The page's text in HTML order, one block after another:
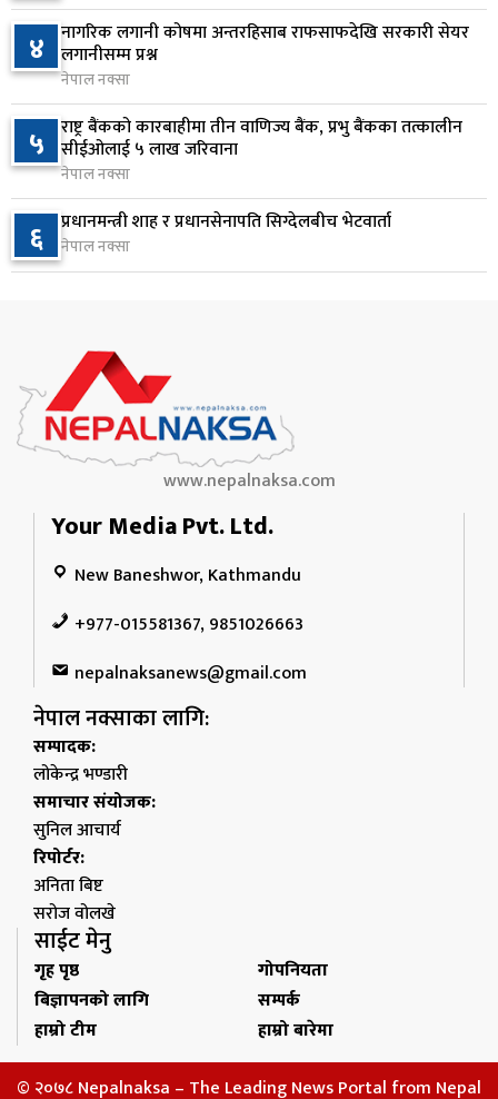
८
प्रतिनिधिसभा बैठक बस्दै , पाँच विधेयक र प्रतिवेदन
प्रस्तुत हुने
२ दिन अघि
९
आज बस्ने भनिएको राष्ट्रिय सभाको बैठक बुधबारका लागि
सर्‍यो
१०
वीरगञ्जमा ट्यांकरको सिल खोलेर तेल निकाल्ने सात जना
रंगेहात पक्राउ
४ नागरिक लगानी कोषमा अन्तरहिसाब राफसाफदेखि सरकारी सेयर
लगानीसम्म प्रश्न
नेपाल नक्सा
५ राष्ट्र बैंकको कारबाहीमा तीन वाणिज्य बैंक, प्रभु बैंकका तत्कालीन
सीईओलाई ५ लाख जरिवाना
नेपाल नक्सा
६ प्रधानमन्त्री शाह र प्रधानसेनापति सिग्देलबीच भेटवार्ता
नेपाल नक्सा
www.nepalnaksa.com
Your Media Pvt. Ltd.
New Baneshwor, Kathmandu
+977-015581367, 9851026663
nepalnaksanews@gmail.com
नेपाल नक्साका लागि:
सम्पादक:
लोकेन्द्र भण्डारी
समाचार संयोजक:
सुनिल आचार्य
रिपोर्टर:
अनिता बिष्ट
सरोज वोलखे
साईट मेनु
गृह पृष्ठ
गोपनियता
बिज्ञापनको लागि
सम्पर्क
हाम्रो टीम
हाम्रो बारेमा
© २०७८ Nepalnaksa – The Leading News Portal from Nepal